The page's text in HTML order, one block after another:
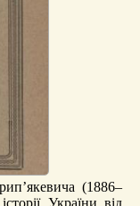
(1886–
України від